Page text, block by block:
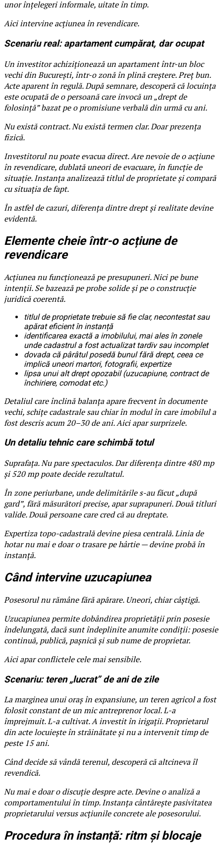
unor înțelegeri informale, uitate în timp.
Aici intervine acțiunea în revendicare.
Scenariu real: apartament cumpărat, dar ocupat
Un investitor achiziționează un apartament într-un bloc
vechi din București, într-o zonă în plină creștere. Preț bun.
Acte aparent în regulă. După semnare, descoperă că locuința
este ocupată de o persoană care invocă un „drept de
folosință” bazat pe o promisiune verbală din urmă cu ani.
Nu există contract. Nu există termen clar. Doar prezența
fizică.
Investitorul nu poate evacua direct. Are nevoie de o acțiune
în revendicare, dublată uneori de evacuare, în funcție de
situație. Instanța analizează titlul de proprietate și compară
cu situația de fapt.
În astfel de cazuri, diferența dintre drept și realitate devine
evidentă.
Elemente cheie într-o acțiune de
revendicare
Acțiunea nu funcționează pe presupuneri. Nici pe bune
intenții. Se bazează pe probe solide și pe o construcție
juridică coerentă.
titlul de proprietate trebuie să fie clar, necontestat sau
apărat eficient în instanță
identificarea exactă a imobilului, mai ales în zonele
unde cadastrul a fost actualizat tardiv sau incomplet
dovada că pârâtul posedă bunul fără drept, ceea ce
implică uneori martori, fotografii, expertize
lipsa unui alt drept opozabil (uzucapiune, contract de
închiriere, comodat etc.)
Detaliul care înclină balanța apare frecvent în documente
vechi, schițe cadastrale sau chiar în modul în care imobilul a
fost descris acum 20–30 de ani. Aici apar surprizele.
Un detaliu tehnic care schimbă totul
Suprafața. Nu pare spectaculos. Dar diferența dintre 480 mp
și 520 mp poate decide rezultatul.
În zone periurbane, unde delimitările s-au făcut „după
gard”, fără măsurători precise, apar suprapuneri. Două titluri
valide. Două persoane care cred că au dreptate.
Expertiza topo-cadastrală devine piesa centrală. Linia de
hotar nu mai e doar o trasare pe hârtie — devine probă în
instanță.
Când intervine uzucapiunea
Posesorul nu rămâne fără apărare. Uneori, chiar câștigă.
Uzucapiunea permite dobândirea proprietății prin posesie
îndelungată, dacă sunt îndeplinite anumite condiții: posesie
continuă, publică, pașnică și sub nume de proprietar.
Aici apar conflictele cele mai sensibile.
Scenariu: teren „lucrat” de ani de zile
La marginea unui oraș în expansiune, un teren agricol a fost
folosit constant de un mic antreprenor local. L-a
împrejmuit. L-a cultivat. A investit în irigații. Proprietarul
din acte locuiește în străinătate și nu a intervenit timp de
peste 15 ani.
Când decide să vândă terenul, descoperă că altcineva îl
revendică.
Nu mai e doar o discuție despre acte. Devine o analiză a
comportamentului în timp. Instanța cântărește pasivitatea
proprietarului versus acțiunile concrete ale posesorului.
Procedura în instanță: ritm și blocaje